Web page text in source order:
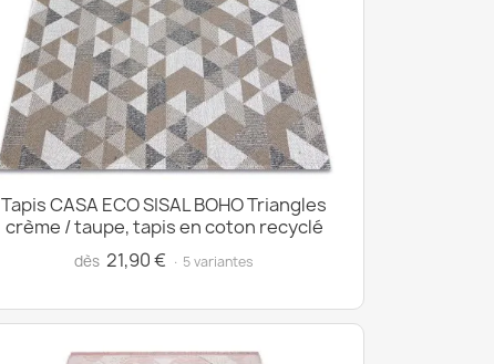
Tapis CASA ECO SISAL BOHO Triangles
crème / taupe, tapis en coton recyclé
dès 21,90 € · 5 variantes